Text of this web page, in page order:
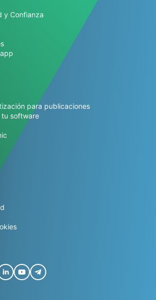
y Confianza
para publicaciones
tu software